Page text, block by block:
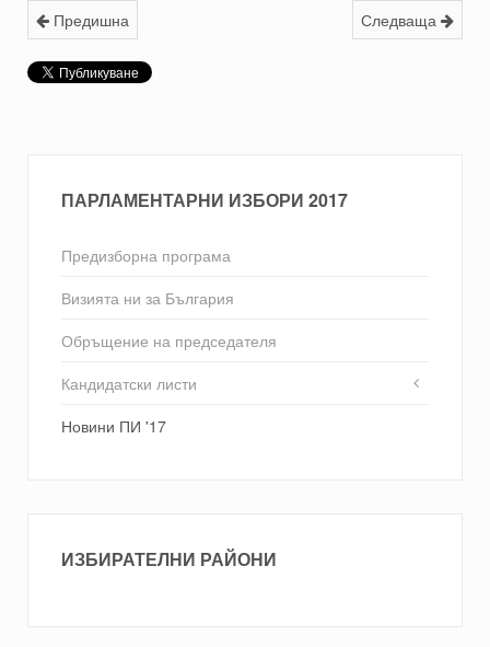
Предишна Следваща
ПАРЛАМЕНТАРНИ ИЗБОРИ 2017
Предизборна програма
Визията ни за България
Обръщение на председателя
Кандидатски листи
Новини ПИ '17
ИЗБИРАТЕЛНИ РАЙОНИ